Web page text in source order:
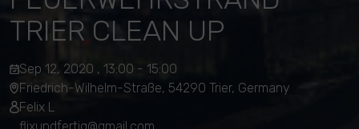
TRIER CLEAN UP
Sep 12, 2020 , 13:00 - 15:00
Friedrich-Wilhelm-Straße, 54290 Trier, Germany
Felix L